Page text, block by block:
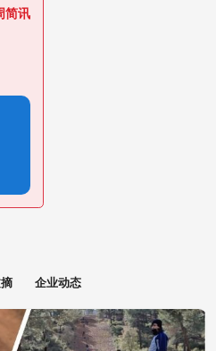
简讯
企业动态